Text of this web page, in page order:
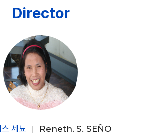
Director
세뇨 Reneth. S. SEÑO